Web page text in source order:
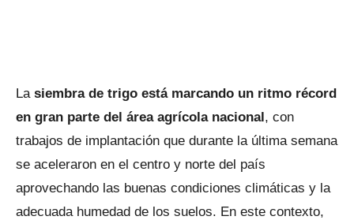
La siembra de trigo está marcando un ritmo récord
en gran parte del área agrícola nacional, con
trabajos de implantación que durante la última semana
se aceleraron en el centro y norte del país
aprovechando las buenas condiciones climáticas y la
adecuada humedad de los suelos. En este contexto,